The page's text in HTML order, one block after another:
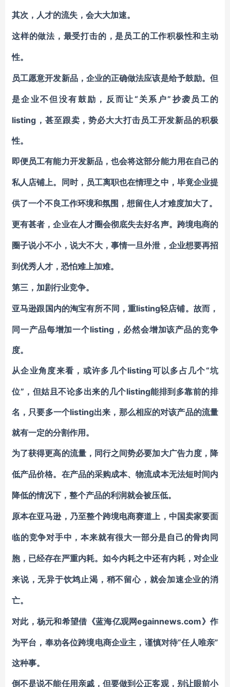
其次，人才的流失，会大大加速。
这样的做法，最受打击的，是员工的工作积极性和主动
性。
员工愿意开发新品，企业的正确做法应该是给予鼓励。但
是企业不但没有鼓励，反而让“关系户”抄袭员工的
listing，甚至跟卖，势必大大打击员工开发新品的积极
性。
即便员工有能力开发新品，也会将这部分能力用在自己的
私人店铺上。同时，员工离职也在情理之中，毕竟企业提
供了一个不良工作环境和氛围，想留住人才难度加大了。
更有甚者，企业在人才圈会彻底失去好名声。跨境电商的
圈子说小不小，说大不大，事情一旦外泄，企业想要再招
到优秀人才，恐怕难上加难。
第三，加剧行业竞争。
亚马逊跟国内的淘宝有所不同，重listing轻店铺。故而，
同一产品每增加一个listing，必然会增加该产品的竞争
度。
从企业角度来看，或许多几个listing可以多占几个“坑
位”，但姑且不论多出来的几个listing能排到多靠前的排
名，只要多一个listing出来，那么相应的对该产品的流量
就有一定的分割作用。
为了获得更高的流量，同行之间势必要加大广告力度，降
低产品价格。在产品的采购成本、物流成本无法短时间内
降低的情况下，整个产品的利润就会被压低。
原本在亚马逊，乃至整个跨境电商赛道上，中国卖家要面
临的竞争对手中，本来就有很大一部分是自己的骨肉同
胞，已经存在严重内耗。如今内耗之中还有内耗，对企业
来说，无异于饮鸩止渴，稍不留心，就会加速企业的消
亡。
对此，杨元和希望借《蓝海亿观网egainnews.com》作
为平台，奉劝各位跨境电商企业主，谨慎对待“任人唯亲”
这种事。
倒不是说不能任用亲戚，但要做到公正客观，别让眼前小